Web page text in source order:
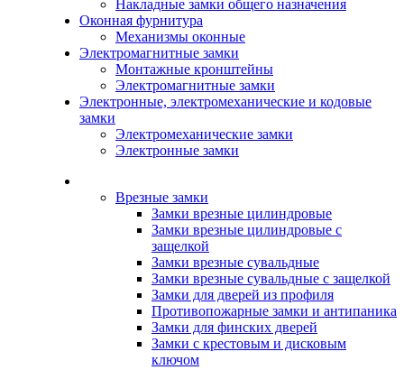
Накладные замки общего назначения
Оконная фурнитура
Механизмы оконные
Электромагнитные замки
Монтажные кронштейны
Электромагнитные замки
Электронные, электромеханические и кодовые
замки
Электромеханические замки
Электронные замки
Врезные замки
Замки врезные цилиндровые
Замки врезные цилиндровые с
защелкой
Замки врезные сувальдные
Замки врезные сувальдные с защелкой
Замки для дверей из профиля
Противопожарные замки и антипаника
Замки для финских дверей
Замки с крестовым и дисковым
ключом